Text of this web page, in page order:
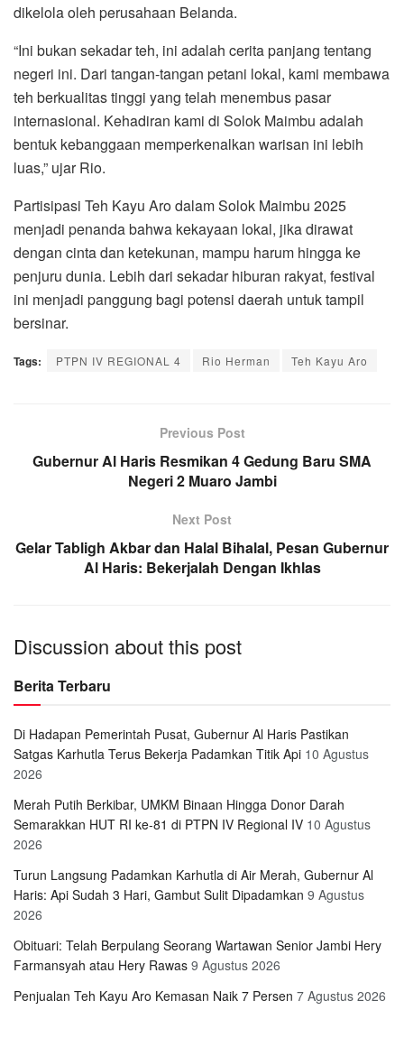
dikelola oleh perusahaan Belanda.
“Ini bukan sekadar teh, ini adalah cerita panjang tentang
negeri ini. Dari tangan-tangan petani lokal, kami membawa
teh berkualitas tinggi yang telah menembus pasar
internasional. Kehadiran kami di Solok Maimbu adalah
bentuk kebanggaan memperkenalkan warisan ini lebih
luas,” ujar Rio.
Partisipasi Teh Kayu Aro dalam Solok Maimbu 2025
menjadi penanda bahwa kekayaan lokal, jika dirawat
dengan cinta dan ketekunan, mampu harum hingga ke
penjuru dunia. Lebih dari sekadar hiburan rakyat, festival
ini menjadi panggung bagi potensi daerah untuk tampil
bersinar.
Tags: PTPN IV REGIONAL 4 Rio Herman Teh Kayu Aro
Previous Post
Gubernur Al Haris Resmikan 4 Gedung Baru SMA
Negeri 2 Muaro Jambi
Next Post
Gelar Tabligh Akbar dan Halal Bihalal, Pesan Gubernur
Al Haris: Bekerjalah Dengan Ikhlas
Discussion about this post
Berita Terbaru
Di Hadapan Pemerintah Pusat, Gubernur Al Haris Pastikan
Satgas Karhutla Terus Bekerja Padamkan Titik Api 10 Agustus
2026
Merah Putih Berkibar, UMKM Binaan Hingga Donor Darah
Semarakkan HUT RI ke-81 di PTPN IV Regional IV 10 Agustus
2026
Turun Langsung Padamkan Karhutla di Air Merah, Gubernur Al
Haris: Api Sudah 3 Hari, Gambut Sulit Dipadamkan 9 Agustus
2026
Obituari: Telah Berpulang Seorang Wartawan Senior Jambi Hery
Farmansyah atau Hery Rawas 9 Agustus 2026
Penjualan Teh Kayu Aro Kemasan Naik 7 Persen 7 Agustus 2026